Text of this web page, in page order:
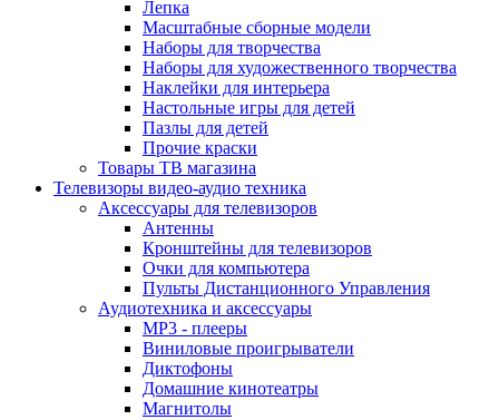
Лепка
Масштабные сборные модели
Наборы для творчества
Наборы для художественного творчества
Наклейки для интерьера
Настольные игры для детей
Пазлы для детей
Прочие краски
Товары ТВ магазина
Телевизоры видео-аудио техника
Аксессуары для телевизоров
Антенны
Кронштейны для телевизоров
Очки для компьютера
Пульты Дистанционного Управления
Аудиотехника и аксессуары
MP3 - плееры
Виниловые проигрыватели
Диктофоны
Домашние кинотеатры
Магнитолы